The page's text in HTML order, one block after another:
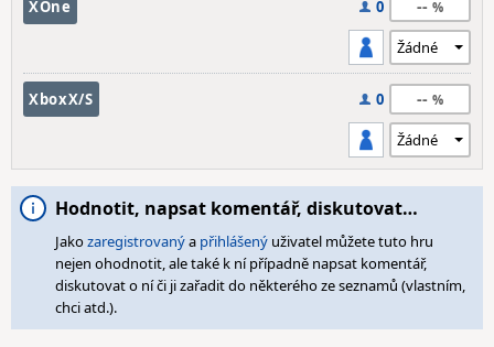
XOne 0 --
XboxX/S 0 --
Hodnotit, napsat komentář, diskutovat…
Jakozaregistrovanýa přihlášený uživatel můžete tuto hru
nejen ohodnotit, ale také k ní případně napsat komentář,
diskutovat o ní či ji zařadit do některého ze seznamů (vlastním,
chci atd.).